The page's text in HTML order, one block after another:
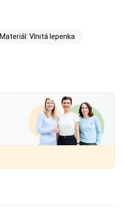
Materiál: Vlnitá lepenka